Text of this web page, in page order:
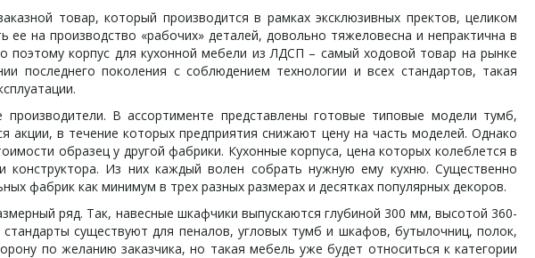
товар, который производится в рамках эксклюзивных пректов, целиком
на производство «рабочих» деталей, довольно тяжеловесна и непрактична в
корпус для кухонной мебели из ЛДСП – самый ходовой товар на рынке
поколения с соблюдением технологии и всех стандартов, такая
В ассортименте представлены готовые типовые модели тумб,
в течение которых предприятия снижают цену на часть моделей. Однако
образец у другой фабрики. Кухонные корпуса, цена которых колеблется в
Из них каждый волен собрать нужную ему кухню. Существенно
фабрик как минимум в трех разных размерах и десятках популярных декоров.
ряд. Так, навесные шкафчики выпускаются глубиной 300 мм, высотой 360-
существуют для пеналов, угловых тумб и шкафов, бутылочниц, полок,
по желанию заказчика, но такая мебель уже будет относиться к категории